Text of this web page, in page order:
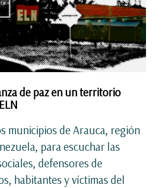
de paz en un territorio
municipios de Arauca, región
para escuchar las
defensores de
habitantes y víctimas del